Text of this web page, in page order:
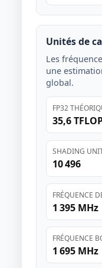
Unités de
Les
une
global.
FP32
35,6
SHADING
10 496
FRÉQUENCE
1 395 MHz
FRÉQUENCE
1 695 MHz